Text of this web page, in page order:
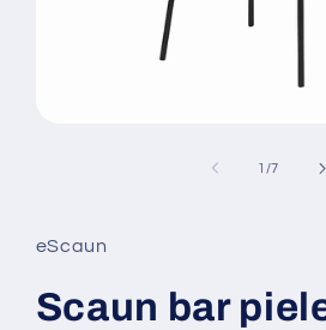
fereastră
modală
1 /din
7
eScaun
Scaun bar